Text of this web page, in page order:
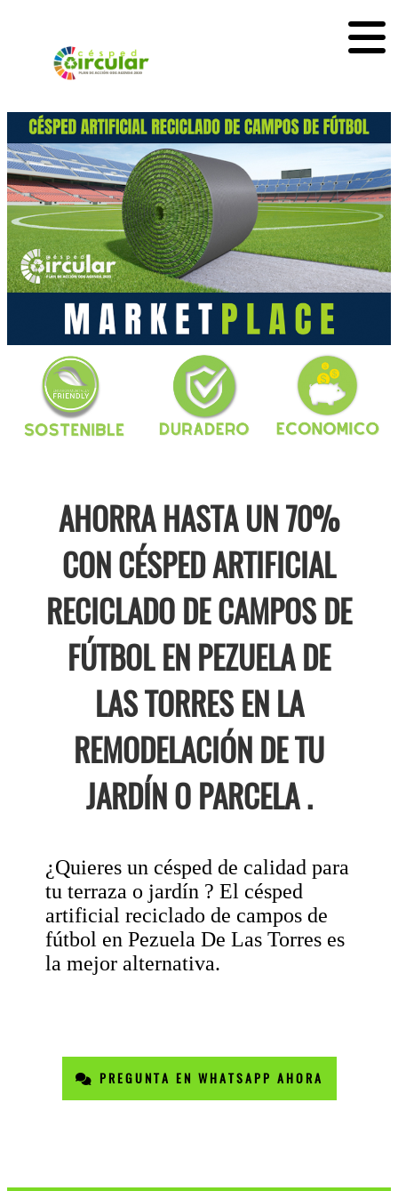
AHORRA HASTA UN 70%
CON CÉSPED ARTIFICIAL
RECICLADO DE CAMPOS DE
FÚTBOL EN PEZUELA DE
LAS TORRES EN LA
REMODELACIÓN DE TU
JARDÍN O PARCELA .
¿Quieres un césped de calidad para
tu terraza o jardín ? El césped
artificial reciclado de campos de
fútbol en Pezuela De Las Torres es
la mejor alternativa.
PREGUNTA EN WHATSAPP AHORA